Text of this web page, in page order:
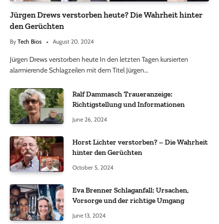
Jürgen Drews verstorben heute? Die Wahrheit hinter
den Gerüchten
By Tech Bios August 20, 2024
Jürgen Drews verstorben heute In den letzten Tagen kursierten
alarmierende Schlagzeilen mit dem Titel Jürgen…
Ralf Dammasch Traueranzeige:
Richtigstellung und Informationen
June 26, 2024
Horst Lichter verstorben? – Die Wahrheit
hinter den Gerüchten
October 5, 2024
Eva Brenner Schlaganfall: Ursachen,
Vorsorge und der richtige Umgang
June 13, 2024